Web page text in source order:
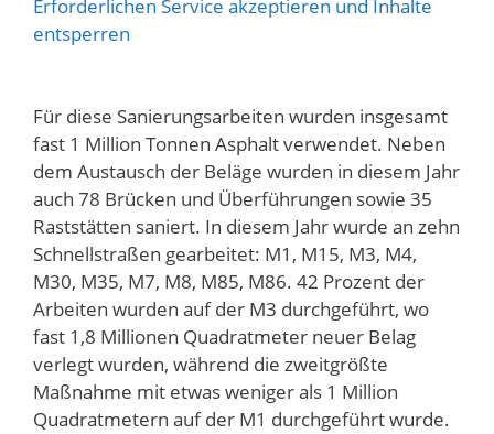
Erforderlichen Service akzeptieren und Inhalte
entsperren
Für diese Sanierungsarbeiten wurden insgesamt
fast 1 Million Tonnen Asphalt verwendet. Neben
dem Austausch der Beläge wurden in diesem Jahr
auch 78 Brücken und Überführungen sowie 35
Raststätten saniert. In diesem Jahr wurde an zehn
Schnellstraßen gearbeitet: M1, M15, M3, M4,
M30, M35, M7, M8, M85, M86. 42 Prozent der
Arbeiten wurden auf der M3 durchgeführt, wo
fast 1,8 Millionen Quadratmeter neuer Belag
verlegt wurden, während die zweitgrößte
Maßnahme mit etwas weniger als 1 Million
Quadratmetern auf der M1 durchgeführt wurde.